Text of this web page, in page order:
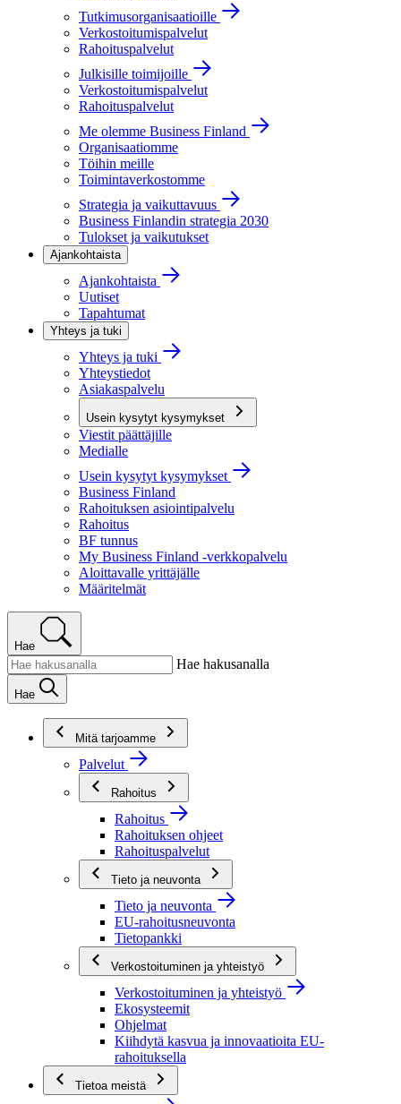
Tutkimusorganisaatioille
Verkostoitumispalvelut
Rahoituspalvelut
Julkisille toimijoille
Verkostoitumispalvelut
Rahoituspalvelut
Me olemme Business Finland
Organisaatiomme
Töihin meille
Toimintaverkostomme
Strategia ja vaikuttavuus
Business Finlandin strategia 2030
Tulokset ja vaikutukset
Ajankohtaista
Ajankohtaista
Uutiset
Tapahtumat
Yhteys ja tuki
Yhteys ja tuki
Yhteystiedot
Asiakaspalvelu
Usein kysytyt kysymykset
Viestit päättäjille
Medialle
Usein kysytyt kysymykset
Business Finland
Rahoituksen asiointipalvelu
Rahoitus
BF tunnus
My Business Finland -verkkopalvelu
Aloittavalle yrittäjälle
Määritelmät
Hae
Hae hakusanalla
Hae
Mitä tarjoamme
Palvelut
Rahoitus
Rahoitus
Rahoituksen ohjeet
Rahoituspalvelut
Tieto ja neuvonta
Tieto ja neuvonta
EU-rahoitusneuvonta
Tietopankki
Verkostoituminen ja yhteistyö
Verkostoituminen ja yhteistyö
Ekosysteemit
Ohjelmat
Kiihdytä kasvua ja innovaatioita EU-
rahoituksella
Tietoa meistä